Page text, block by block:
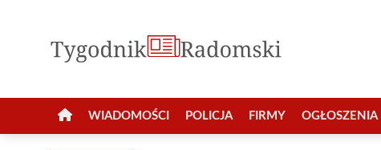
WIADOMOŚCI POLICJA FIRMY OGŁOSZENIA